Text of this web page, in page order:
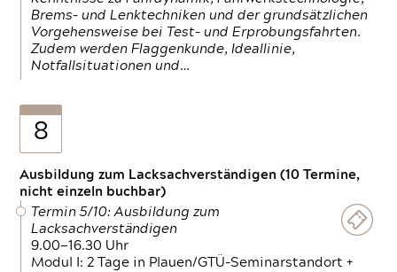
Brems- und Lenktechniken und der grundsätzlichen
Vorgehensweise bei Test- und Erprobungsfahrten.
Zudem werden Flaggenkunde, Ideallinie,
Notfallsituationen und…
8
Ausbildung zum Lacksachverständigen (10 Termine,
nicht einzeln buchbar)
Termin 5/10: Ausbildung zum
Lacksachverständigen
9.00—16.30 Uhr
Modul I: 2 Tage in Plauen/GTÜ-Seminarstandort +